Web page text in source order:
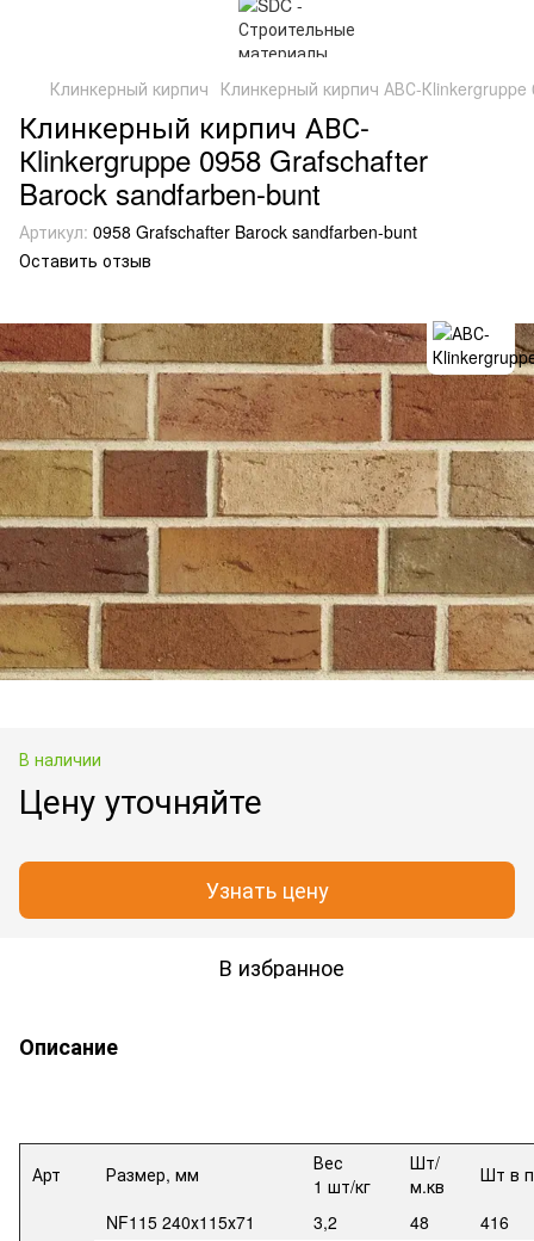
Клинкерный кирпич Клинкерный кирпич АВС-
Клинкерный кирпич АВС-
Кlinkergruppe 0958 Grafschafter
Barock sandfarben-bunt
Артикул: 0958 Grafschafter Barock sandfarben-bunt
Оставить отзыв
В наличии
Цену уточняйте
Узнать цену
В избранное
Описание
Арт Размер, мм
Вес
1 шт/кг
Шт/
м.кв
Шт в
NF115 240х115х71 3,2 48
416